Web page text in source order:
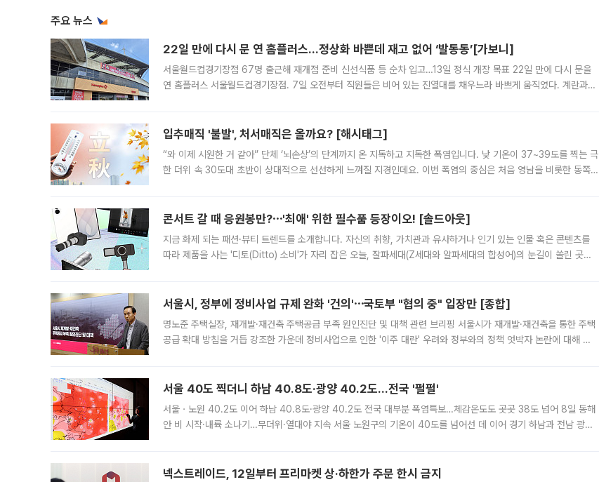
주요 뉴스
22일 만에 다시 문 연 홈플러스…정상화 바쁜데 재고 없어 ‘발동동’[가보니]
서울월드컵경기장점 67명 출근해 재개점 준비 신선식품 등 순차 입고…13일 정식 개장 목표 22일 만에 다시 문을
연 홈플러스 서울월드컵경기장점. 7일 오전부터 직원들은 비어 있는 진열대를 채우느라 바쁘게 움직였다. 계란과
입추매직 '불발', 처서매직은 올까요? [해시태그]
“와 이제 시원한 거 같아” 단체 ‘뇌손상’의 단계까지 온 지독하고 지독한 폭염입니다. 낮 기온이 37~39도를 찍는 극
한 더위 속 30도대 초반이 상대적으로 선선하게 느껴질 지경인데요. 이번 폭염의 중심은 처음 영남을 비롯한 동쪽
콘서트 갈 때 응원봉만?⋯'최애' 위한 필수품 등장이오! [솔드아웃]
지금 화제 되는 패션·뷰티 트렌드를 소개합니다. 자신의 취향, 가치관과 유사하거나 인기 있는 인물 혹은 콘텐츠를
따라 제품을 사는 '디토(Ditto) 소비'가 자리 잡은 오늘, 잘파세대(Z세대와 알파세대의 합성어)의 눈길이 쏠린 곳은
서울시, 정부에 정비사업 규제 완화 '건의'⋯국토부 "협의 중" 입장만 [종합]
명노준 주택실장, 재개발·재건축 주택공급 부족 원인진단 및 대책 관련 브리핑 서울시가 재개발·재건축을 통한 주택
공급 확대 방침을 거듭 강조한 가운데 정비사업으로 인한 '이주 대란' 우려와 정부와의 정책 엇박자 논란에 대해 정
서울 40도 찍더니 하남 40.8도·광양 40.2도…전국 '펄펄'
서울ㆍ노원 40.2도 이어 하남 40.8도·광양 40.2도 전국 대부분 폭염특보…체감온도도 곳곳 38도 넘어 8일 동해
안 비 시작·내륙 소나기…무더위·열대야 지속 서울 노원구의 기온이 40도를 넘어선 데 이어 경기 하남과 전남 광양
넥스트레이드, 12일부터 프리마켓 상·하한가 주문 한시 금지